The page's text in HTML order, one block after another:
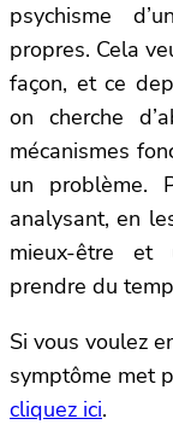
psychisme
propres. Cela
façon, et ce
on cherche
mécanismes
un problème.
analysant, en
mieux-être et
prendre du
Si vous voulez
symptôme met
cliquez ici.